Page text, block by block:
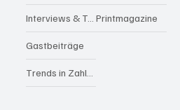
Interviews & Talks
Gastbeiträge
Printmagazine